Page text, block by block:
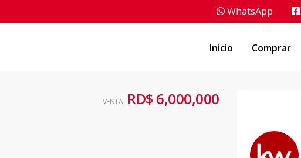
WhatsApp
Inicio Comprar
VENTA RD$ 6,000,000